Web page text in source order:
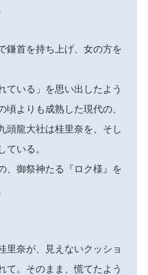
鎌首を持ち上げ、女の方を
ている」を思い出したよう
よりも成熟した現代の、
頭龍大社は桂里奈を、そし
いる。
、御祭神たる『ロク様』を
奈が、見えないクッショ
て。そのまま、慌てたよう